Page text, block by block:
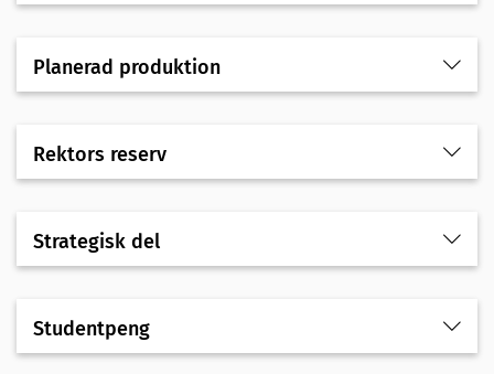
Planerad produktion
Rektors reserv
Strategisk del
Studentpeng